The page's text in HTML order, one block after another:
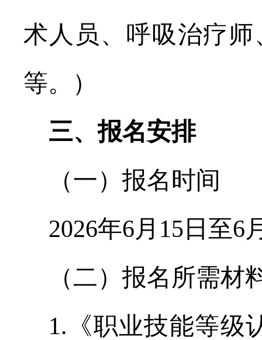
术人员、呼吸治疗
等。）
三、报名安排
（一）报名时间
2026年6月 15 日至6
（二）报名所需材
1. 《职业技能等